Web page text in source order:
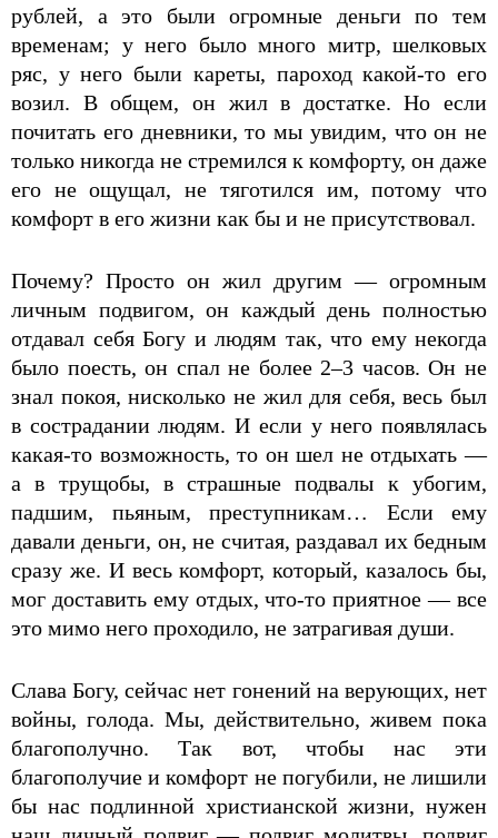
рублей, а это были огромные деньги по тем
временам; у него было много митр, шелковых
ряс, у него были кареты, пароход какой-то его
возил. В общем, он жил в достатке. Но если
почитать его дневники, то мы увидим, что он не
только никогда не стремился к комфорту, он даже
его не ощущал, не тяготился им, потому что
комфорт в его жизни как бы и не присутствовал.
Почему? Просто он жил другим — огромным
личным подвигом, он каждый день полностью
отдавал себя Богу и людям так, что ему некогда
было поесть, он спал не более 2–3 часов. Он не
знал покоя, нисколько не жил для себя, весь был
в сострадании людям. И если у него появлялась
какая-то возможность, то он шел не отдыхать —
а в трущобы, в страшные подвалы к убогим,
падшим, пьяным, преступникам… Если ему
давали деньги, он, не считая, раздавал их бедным
сразу же. И весь комфорт, который, казалось бы,
мог доставить ему отдых, что-то приятное — все
это мимо него проходило, не затрагивая души.
Слава Богу, сейчас нет гонений на верующих, нет
войны, голода. Мы, действительно, живем пока
благополучно. Так вот, чтобы нас эти
благополучие и комфорт не погубили, не лишили
бы нас подлинной христианской жизни, нужен